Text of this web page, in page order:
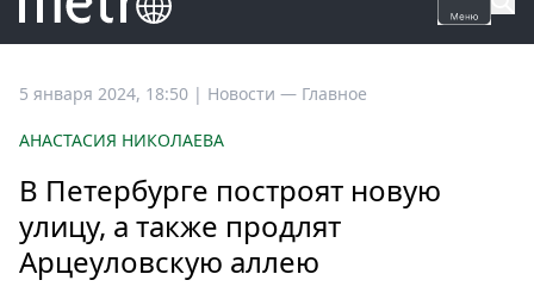
Все
Россия
Мир
Здоровье
5 января 2024, 18:50 | Новости — Главное
АНАСТАСИЯ НИКОЛАЕВА
В Петербурге построят новую
улицу, а также продлят
Арцеуловскую аллею